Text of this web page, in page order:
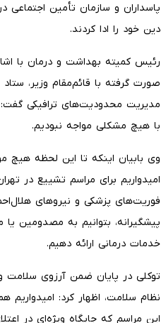
پاسداران و سازمان تأمین اجتماعی
دین خود را ادا کردند.
رئیس کمیته بهداشت و درمان با
صورت گرفته با قائم‌مقام وزیر،
مدیریت محدودیت‌های ترافیکی
با هیچ مشکلی مواجه نبودیم.
وی بابیان اینکه تا این لحظه هیچ
امیدواریم برای مراسم تشییع در
فوریت‌های پزشکی و نیروهای
پیشگیرانه، بتوانیم به مصدومین یا
خدمات درمانی ارائه دهیم.
توکلی در پایان ضمن آرزوی سلامت
نظام سلامت، اظهار کرد: امیدواریم
این مراسم که جایگاه ویژه‌ای در